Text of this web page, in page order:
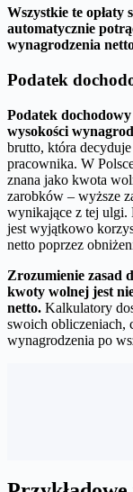
Wszystkie te opłaty
automatycznie
wynagrodzenia
Podatek
Podatek
wysokości
brutto, która
pracownika. W
znana jako kwota
zarobków – wyższe
wynikające z tej ulgi.
jest wyjątkowo
netto poprzez
Zrozumienie zasad
kwoty wolnej jest
netto. Kalkulatory
swoich obliczeniach,
wynagrodzenia po